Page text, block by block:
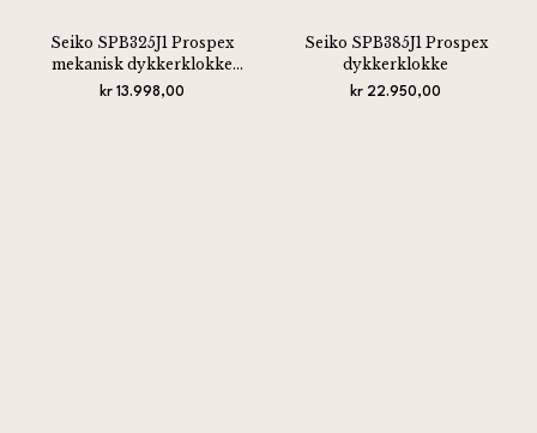
Seiko SPB325J1 Prospex
mekanisk dykkerklokke
svart, safirglass
kr 13.998,00
Seiko SPB385J1 Prospex
dykkerklokke
kr 22.950,00